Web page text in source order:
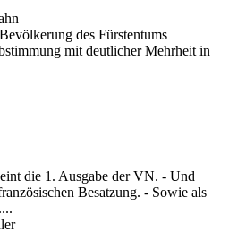
des Fürstentums
mit deutlicher Mehrheit in
die 1. Ausgabe der VN. - Und
Besatzung. - Sowie als